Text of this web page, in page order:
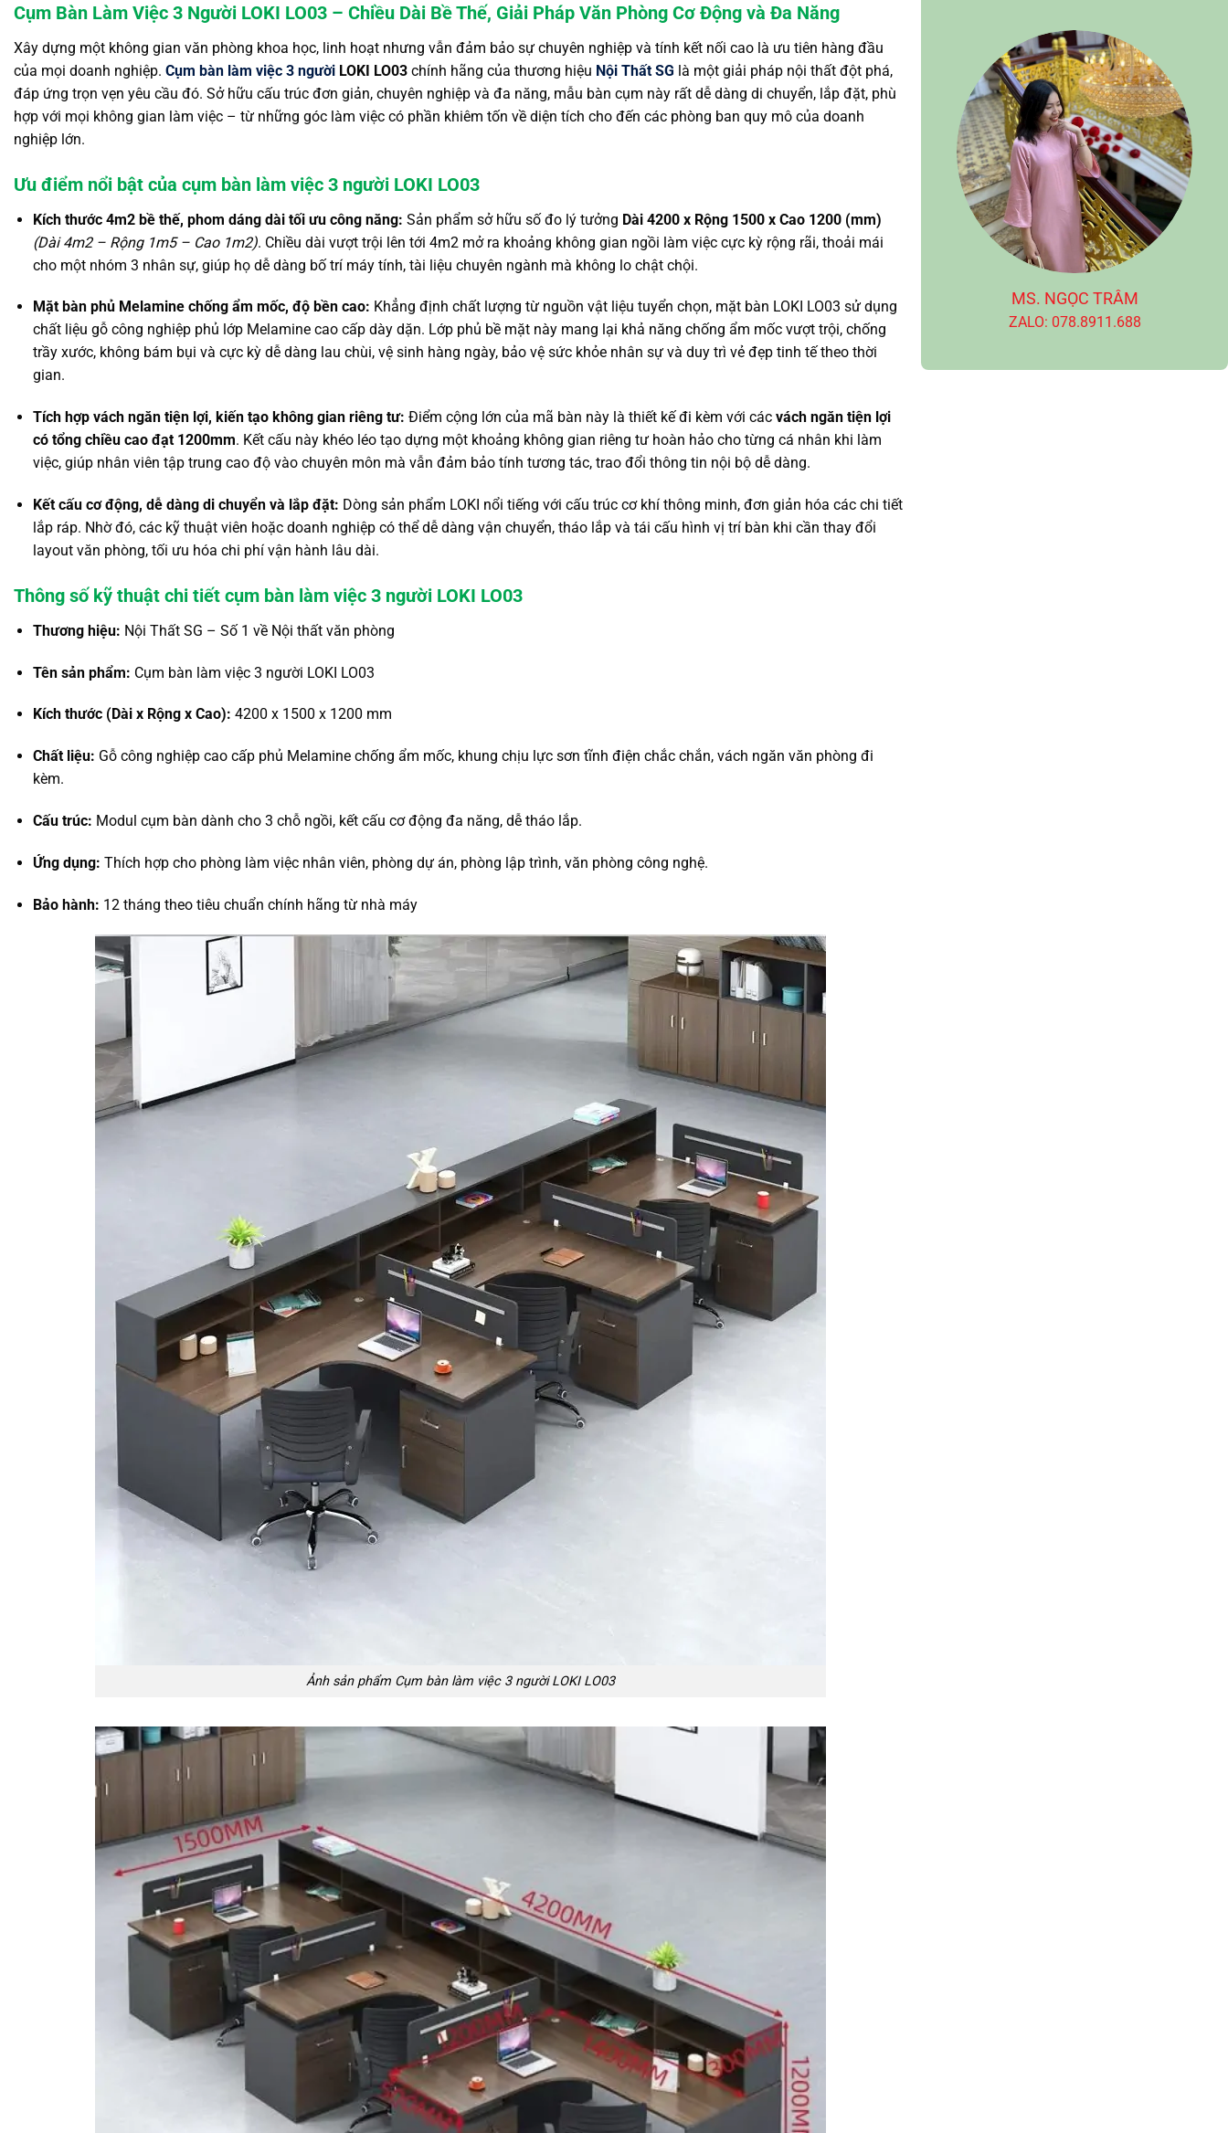
Cụm Bàn Làm Việc 3 Người LOKI LO03 – Chiều Dài Bề Thế, Giải Pháp Văn Phòng Cơ Động và Đa Năng
Xây dựng một không gian văn phòng khoa học, linh hoạt nhưng vẫn đảm bảo sự chuyên nghiệp và tính kết nối cao là ưu tiên hàng đầu
của mọi doanh nghiệp. Cụm bàn làm việc 3 người LOKI LO03 chính hãng của thương hiệu Nội Thất SG là một giải pháp nội thất đột phá,
đáp ứng trọn vẹn yêu cầu đó. Sở hữu cấu trúc đơn giản, chuyên nghiệp và đa năng, mẫu bàn cụm này rất dễ dàng di chuyển, lắp đặt, phù
hợp với mọi không gian làm việc – từ những góc làm việc có phần khiêm tốn về diện tích cho đến các phòng ban quy mô của doanh
nghiệp lớn.
Ưu điểm nổi bật của cụm bàn làm việc 3 người LOKI LO03
Kích thước 4m2 bề thế, phom dáng dài tối ưu công năng: Sản phẩm sở hữu số đo lý tưởng Dài 4200 x Rộng 1500 x Cao 1200 (mm)
(Dài 4m2 – Rộng 1m5 – Cao 1m2). Chiều dài vượt trội lên tới 4m2 mở ra khoảng không gian ngồi làm việc cực kỳ rộng rãi,thoải mái
cho một nhóm 3 nhân sự,giúp họ dễ dàng bố trí máy tính,tài liệu chuyên ngành mà không lo chật chội.
Mặt bàn phủ Melamine chống ẩm mốc, độ bền cao: Khẳng định chất lượng từ nguồn vật liệu tuyển chọn,mặt bàn LOKI LO03 sử dụng
chất liệu gỗ công nghiệp phủ lớp Melamine cao cấp dày dặn. Lớp phủ bề mặt này mang lại khả năng chống ẩm mốc vượt trội,chống
trầy xước,không bám bụi và cực kỳ dễ dàng lau chùi,vệ sinh hàng ngày,bảo vệ sức khỏe nhân sự và duy trì vẻ đẹp tinh tế theo thời
gian.
Tích hợp vách ngăn tiện lợi, kiến tạo không gian riêng tư: Điểm cộng lớn của mã bàn này là thiết kế đi kèm với các vách ngăn tiện lợi
có tổng chiều cao đạt 1200mm. Kết cấu này khéo léo tạo dựng một khoảng không gian riêng tư hoàn hảo cho từng cá nhân khi làm
việc,giúp nhân viên tập trung cao độ vào chuyên môn mà vẫn đảm bảo tính tương tác,trao đổi thông tin nội bộ dễ dàng.
Kết cấu cơ động, dễ dàng di chuyển và lắp đặt: Dòng sản phẩm LOKI nổi tiếng với cấu trúc cơ khí thông minh,đơn giản hóa các chi tiết
lắp ráp. Nhờ đó,các kỹ thuật viên hoặc doanh nghiệp có thể dễ dàng vận chuyển,tháo lắp và tái cấu hình vị trí bàn khi cần thay đổi
layout văn phòng,tối ưu hóa chi phí vận hành lâu dài.
Thông số kỹ thuật chi tiết cụm bàn làm việc 3 người LOKI LO03
Thương hiệu: Nội Thất SG – Số 1 về Nội thất văn phòng
Tên sản phẩm: Cụm bàn làm việc 3 người LOKI LO03
Kích thước (Dài x Rộng x Cao): 4200 x 1500 x 1200 mm
Chất liệu: Gỗ công nghiệp cao cấp phủ Melamine chống ẩm mốc,khung chịu lực sơn tĩnh điện chắc chắn,vách ngăn văn phòng đi
kèm.
Cấu trúc: Modul cụm bàn dành cho 3 chỗ ngồi,kết cấu cơ động đa năng,dễ tháo lắp.
Ứng dụng: Thích hợp cho phòng làm việc nhân viên,phòng dự án,phòng lập trình,văn phòng công nghệ.
Bảo hành: 12 tháng theo tiêu chuẩn chính hãng từ nhà máy
Ảnh sản phẩm Cụm bàn làm việc 3 người LOKI LO03
MS. NGỌC TRÂM
ZALO: 078.8911.688